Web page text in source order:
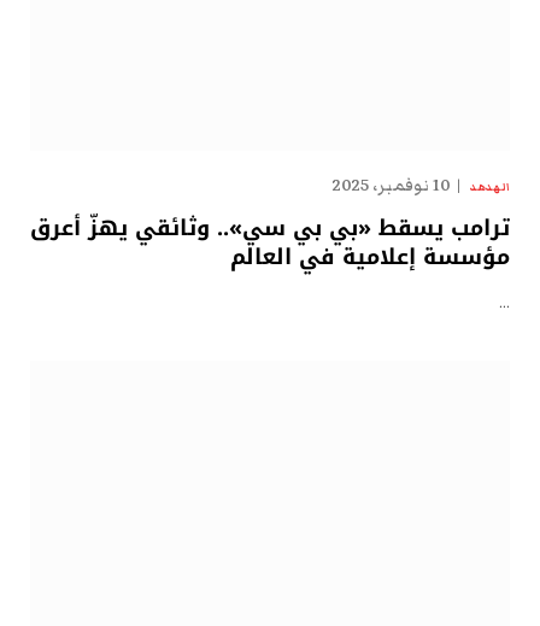
الهدهد 10 نوفمبر، 2025
ترامب يسقط «بي بي سي».. وثائقي يهزّ أعرق
مؤسسة إعلامية في العالم
…